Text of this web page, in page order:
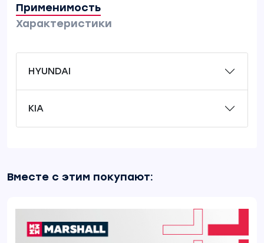
Применимость
Характеристики
HYUNDAI
KIA
Вместе с этим покупают: